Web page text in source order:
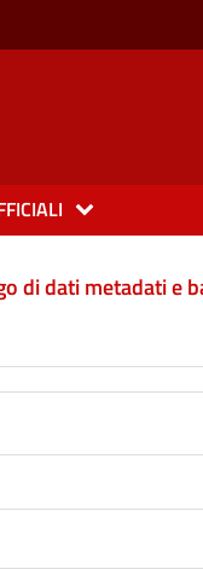
di dati metadati e